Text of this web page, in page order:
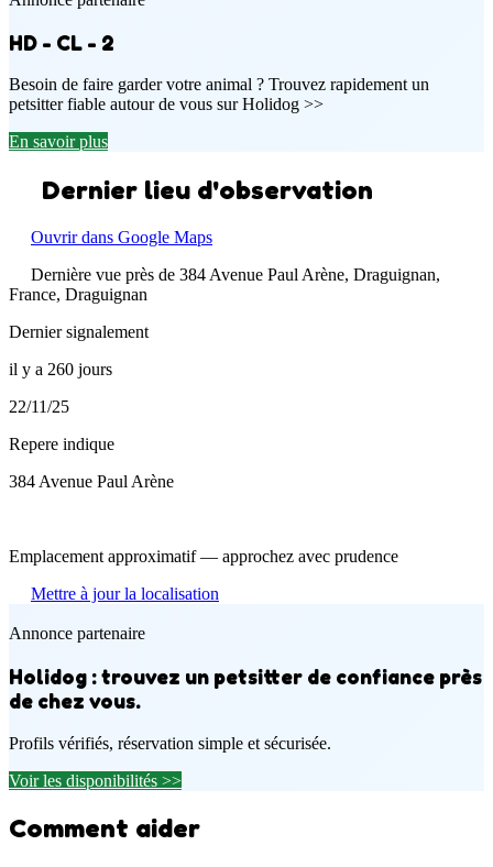
HD - CL - 2
Besoin de faire garder votre animal ? Trouvez rapidement un
petsitter fiable autour de vous sur Holidog >>
En savoir plus
Dernier lieu d'observation
Ouvrir dans Google Maps
Dernière vue près de 384 Avenue Paul Arène, Draguignan,
France, Draguignan
Dernier signalement
il y a 260 jours
22/11/25
Repere indique
384 Avenue Paul Arène
Emplacement approximatif — approchez avec prudence
Mettre à jour la localisation
Annonce partenaire
Holidog : trouvez un petsitter de confiance près
de chez vous.
Profils vérifiés, réservation simple et sécurisée.
Voir les disponibilités >>
Comment aider